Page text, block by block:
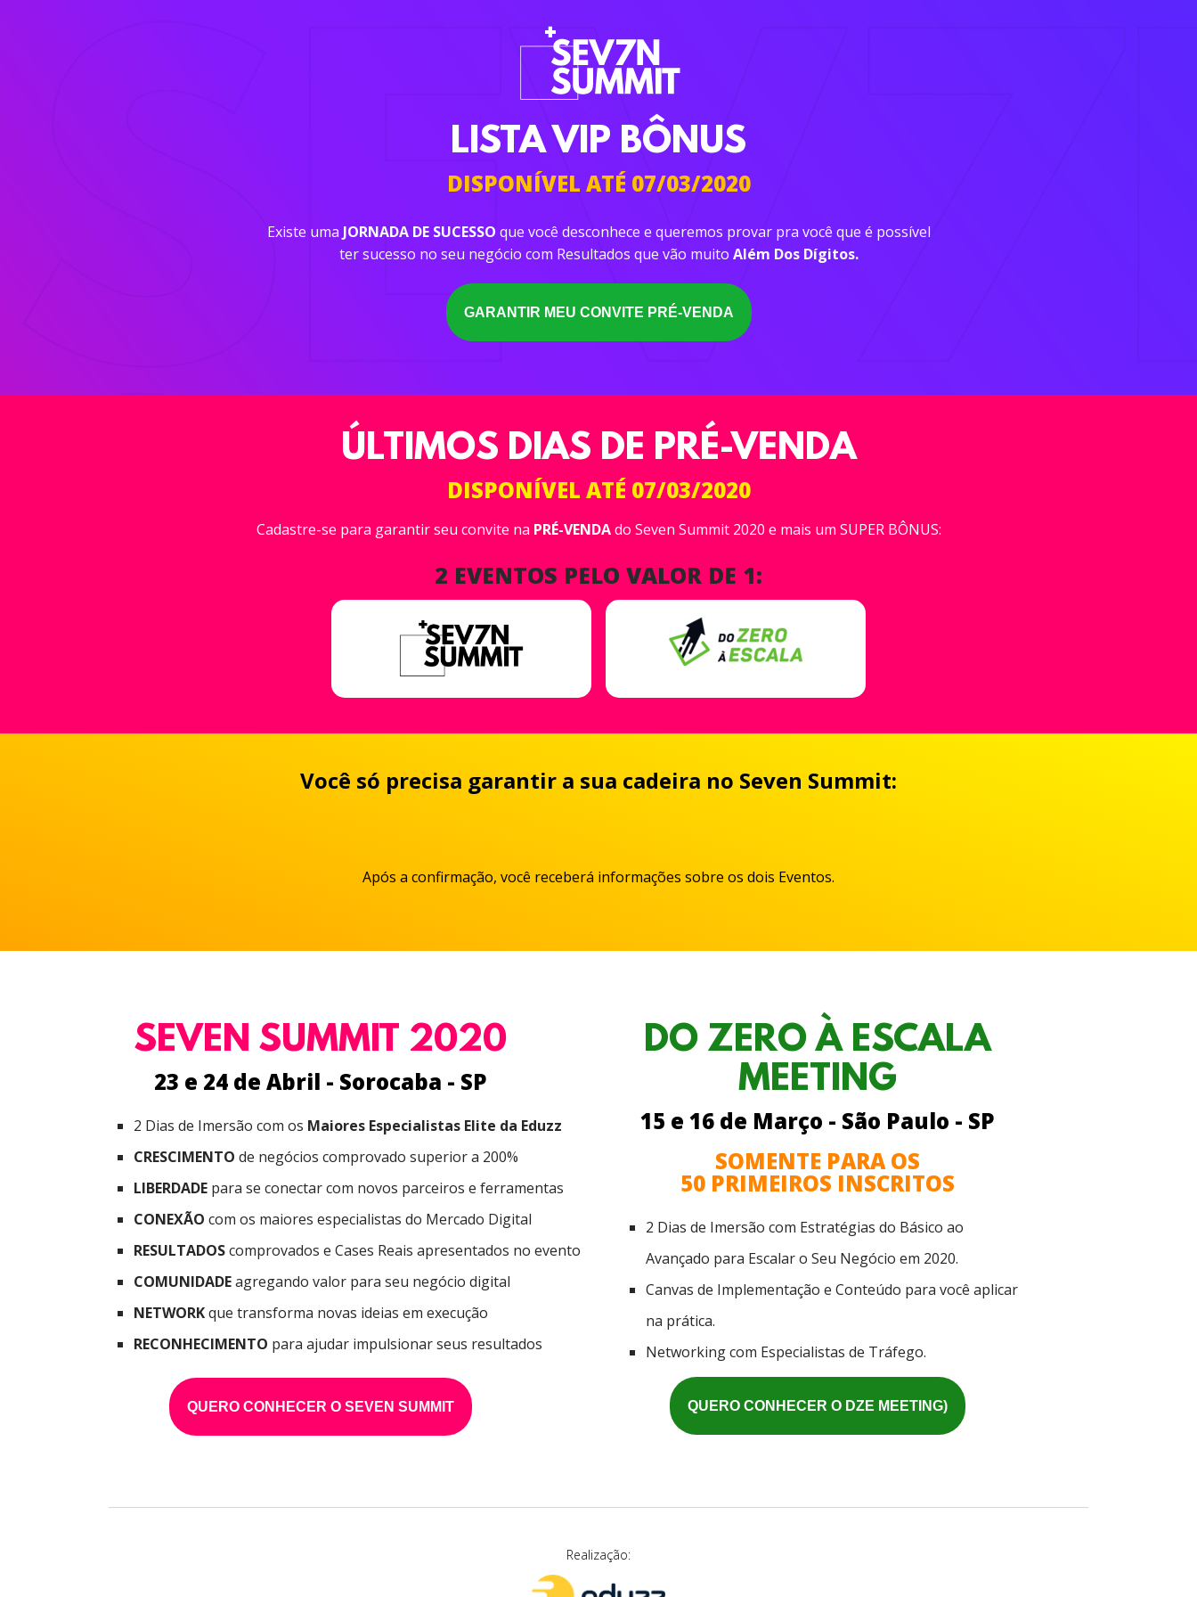
LISTA VIP BÔNUS
DISPONÍVEL ATÉ 07/03/2020
Existe uma JORNADA DE SUCESSO que você desconhece e queremos provar pra você que é possível
ter sucesso no seu negócio com Resultados que vão muito Além Dos Dígitos.
GARANTIR MEU CONVITE PRÉ-VENDA
ÚLTIMOS DIAS DE PRÉ-VENDA
DISPONÍVEL ATÉ 07/03/2020
Cadastre-se para garantir seu convite na PRÉ-VENDAdo Seven Summit 2020 e mais um SUPER BÔNUS:
2 EVENTOS PELO VALOR DE 1:
Você só precisa garantir a sua cadeira no Seven Summit:
Após a confirmação, você receberá informações sobre os dois Eventos.
SEVEN SUMMIT 2020
23 e 24 de Abril - Sorocaba - SP
2 Dias de Imersão com os Maiores Especialistas Elite da Eduzz
CRESCIMENTO de negócios comprovado superior a 200%
LIBERDADE para se conectar com novos parceiros e ferramentas
CONEXÃO com os maiores especialistas do Mercado Digital
RESULTADOScomprovados e Cases Reais apresentados no evento
COMUNIDADEagregando valor para seu negócio digital
NETWORKque transforma novas ideias em execução
RECONHECIMENTO para ajudar impulsionar seus resultados
QUERO CONHECER O SEVEN SUMMIT
DO ZERO À ESCALA
MEETING
15 e 16 de Março - São Paulo - SP
SOMENTE PARA OS
50 PRIMEIROS INSCRITOS
2 Dias de Imersão com Estratégias do Básico ao
Avançado para Escalar o Seu Negócio em 2020.
Canvas de Implementação e Conteúdo para você aplicar
na prática.
Networking com Especialistas de Tráfego.
QUERO CONHECER O DZE MEETING)
Realização: